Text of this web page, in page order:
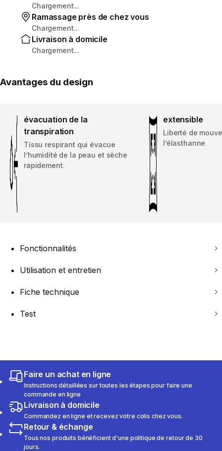
Chargement...
Ramassage près de chez vous
Chargement...
Livraison à domicile
Chargement...
Avantages du design
évacuation de la
transpiration
Tissu respirant qui évacue
l’humidité de la peau et sèche
rapidement.
extensible
Liberté de
l’élasthanne
Fonctionnalités
Utilisation et entretien
Fiche technique
Test
Faire un achat en ligne
Instructions détaillées sur toutes les étapes pour faire une
commande en ligne
Livraison à domicile
Commandez en ligne et recevez votre colis chez vous.
Retour & échange
Tous nos produits bénéficient d'une politique de retour de 30
jours.